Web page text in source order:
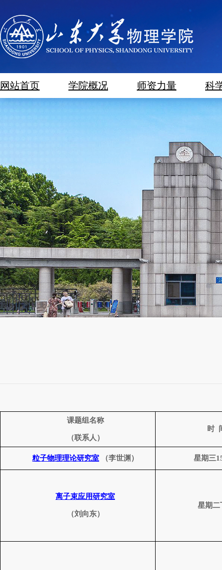
网站首页 学院概况 师资力量 科
课题组名称
（联系人）
时
粒子物理理论研究室 （李世渊） 星期三
离子束应用研究室
（刘向东）
星期二